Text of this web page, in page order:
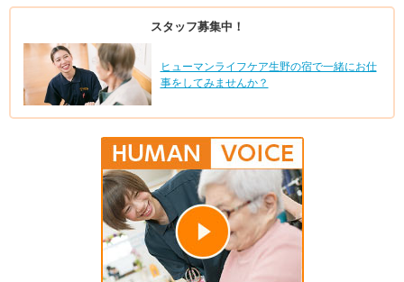
スタッフ募集中！
ヒューマンライフケア生野の宿で一緒にお仕
事をしてみませんか？